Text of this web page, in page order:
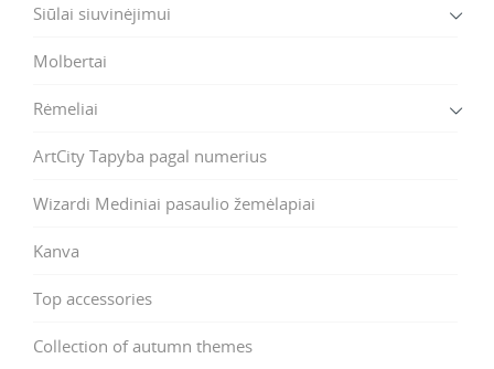
Siūlai siuvinėjimui
Molbertai
Rėmeliai
ArtCity Tapyba pagal numerius
Wizardi Mediniai pasaulio žemėlapiai
Kanva
Top accessories
Collection of autumn themes